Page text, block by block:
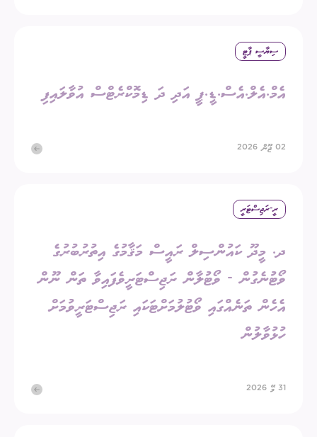
ސިޔާސީ ޕާޓީ
އެމް.އެލް.އެސް.ޑީ.ޕީ އަދި ދަ ޑިމޮކްރެޓްސް އުވާލައިފި
02 ޖޫން 2026
ރީ-ރަޖިސްޓަރީ
ދ. މީދޫ ކައުންސިލް ރައީސް މަޤާމުގެ އިތުރުބުރުގެ
ވޯޓުނެގުން - ވޯޓުލާން ރަޖިސްޓަރީވެފައިވާ ތަން ނޫން
އެހެން ތަނެއްގައި ވޯޓުލުމަށްޓަކައި ރަޖިސްޓަރީވުމަށް
ހުޅުވާލުން
31 މޭ 2026